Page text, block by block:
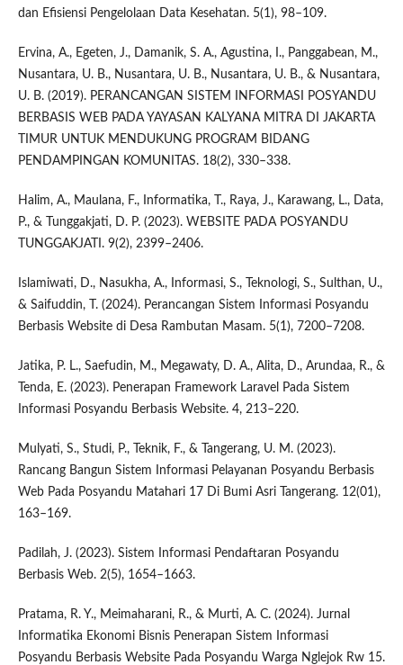
dan Efisiensi Pengelolaan Data Kesehatan. 5(1), 98–109.
Ervina, A., Egeten, J., Damanik, S. A., Agustina, I., Panggabean, M.,
Nusantara, U. B., Nusantara, U. B., Nusantara, U. B., & Nusantara,
U. B. (2019). PERANCANGAN SISTEM INFORMASI POSYANDU
BERBASIS WEB PADA YAYASAN KALYANA MITRA DI JAKARTA
TIMUR UNTUK MENDUKUNG PROGRAM BIDANG
PENDAMPINGAN KOMUNITAS. 18(2), 330–338.
Halim, A., Maulana, F., Informatika, T., Raya, J., Karawang, L., Data,
P., & Tunggakjati, D. P. (2023). WEBSITE PADA POSYANDU
TUNGGAKJATI. 9(2), 2399–2406.
Islamiwati, D., Nasukha, A., Informasi, S., Teknologi, S., Sulthan, U.,
& Saifuddin, T. (2024). Perancangan Sistem Informasi Posyandu
Berbasis Website di Desa Rambutan Masam. 5(1), 7200–7208.
Jatika, P. L., Saefudin, M., Megawaty, D. A., Alita, D., Arundaa, R., &
Tenda, E. (2023). Penerapan Framework Laravel Pada Sistem
Informasi Posyandu Berbasis Website. 4, 213–220.
Mulyati, S., Studi, P., Teknik, F., & Tangerang, U. M. (2023).
Rancang Bangun Sistem Informasi Pelayanan Posyandu Berbasis
Web Pada Posyandu Matahari 17 Di Bumi Asri Tangerang. 12(01),
163–169.
Padilah, J. (2023). Sistem Informasi Pendaftaran Posyandu
Berbasis Web. 2(5), 1654–1663.
Pratama, R. Y., Meimaharani, R., & Murti, A. C. (2024). Jurnal
Informatika Ekonomi Bisnis Penerapan Sistem Informasi
Posyandu Berbasis Website Pada Posyandu Warga Nglejok Rw 15.